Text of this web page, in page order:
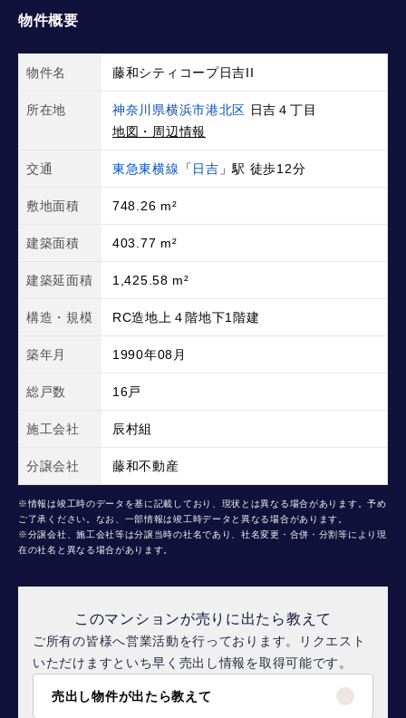
物件概要
物件名 藤和シティコープ日吉II
所在地 神奈川県横浜市港北区 日吉４丁目
地図・周辺情報
交通 東急東横線 「 日吉 」駅 徒歩12分
敷地面積 748.26 m²
建築面積 403.77 m²
建築延面積 1,425.58 m²
構造・規模 RC造地上４階地下1階建
築年月 1990年08月
総戸数 16戸
施工会社 辰村組
分譲会社 藤和不動産
※情報は竣工時のデータを基に記載しており、現状とは異なる場合があります。予め
ご了承ください。なお、一部情報は竣工時データと異なる場合があります。
※分譲会社、施工会社等は分譲当時の社名であり、社名変更・合併・分割等により現
在の社名と異なる場合があります。
このマンションが売りに出たら教えて
ご所有の皆様へ営業活動を行っております。リクエスト
いただけますといち早く売出し情報を取得可能です。
売出し物件が出たら教えて